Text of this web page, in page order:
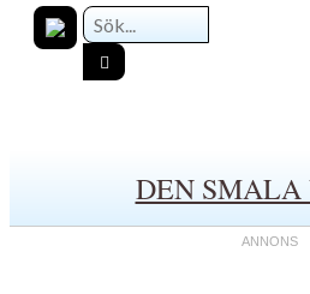
DEN SMALA